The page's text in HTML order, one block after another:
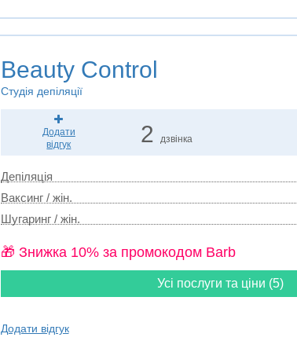
Beauty Control
Студія депіляції
Додати
відгук
2 дзвінка
Депіляція
Ваксинг / жін.
Шугаринг / жін.
🎁 Знижка 10% за промокодом Barb
Усі послуги та ціни (5)
Додати відгук